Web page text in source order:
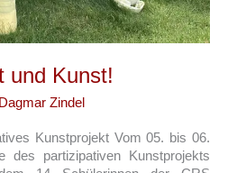
und Kunst!
Dagmar Zindel
Kunstprojekt Vom 05. bis 06.
des partizipativen Kunstprojekts